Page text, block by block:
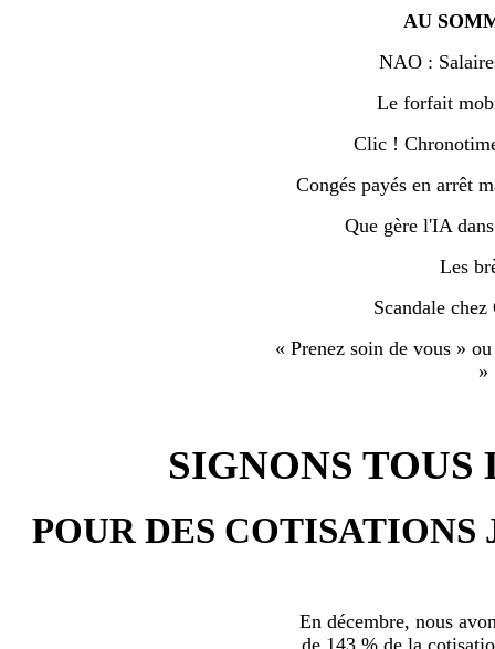
AU
NAO :
Le forfait
Clic !
Congés payés en arrêt
Que gère l'IA
Les
Scandale
« Prenez soin de vous »
»
SIGNONS
POUR DES COTISATIONS
En décembre, nous